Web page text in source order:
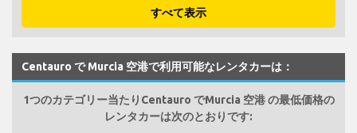
すべて表示
Centauro で Murcia 空港で利用可能なレンタカーは：
1つのカテゴリー当たりCentauro でMurcia 空港 の最低価格の
レンタカーは次のとおりです: